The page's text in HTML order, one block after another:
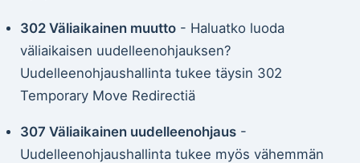
302 Väliaikainen muutto- Haluatko luoda
väliaikaisen uudelleenohjauksen?
Uudelleenohjaushallinta tukee täysin 302
Temporary Move Redirectiä
307 Väliaikainen uudelleenohjaus-
Uudelleenohjaushallinta tukee myös vähemmän